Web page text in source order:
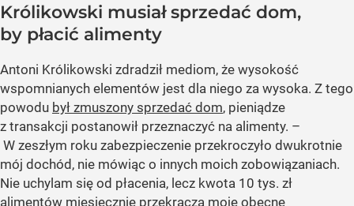
Królikowski musiał sprzedać dom,
by płacić alimenty
Antoni Królikowski zdradził mediom, że wysokość
wspomnianych elementów jest dla niego za wysoka. Z tego
powodu był zmuszony sprzedać dom, pieniądze
z transakcji postanowił przeznaczyć na alimenty. –
W zeszłym roku zabezpieczenie przekroczyło dwukrotnie
mój dochód, nie mówiąc o innych moich zobowiązaniach.
Nie uchylam się od płacenia, lecz kwota 10 tys. zł
alimentów miesięcznie przekracza moje obecne